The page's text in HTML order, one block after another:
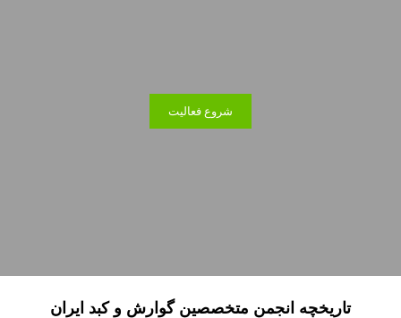
شروع فعالیت
تاریخچه انجمن متخصصین گوارش و کبد ایران